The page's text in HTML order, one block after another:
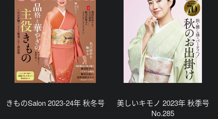
きものSalon 2023-24年 秋冬号
美しいキモノ 2023年 秋季号
No.285